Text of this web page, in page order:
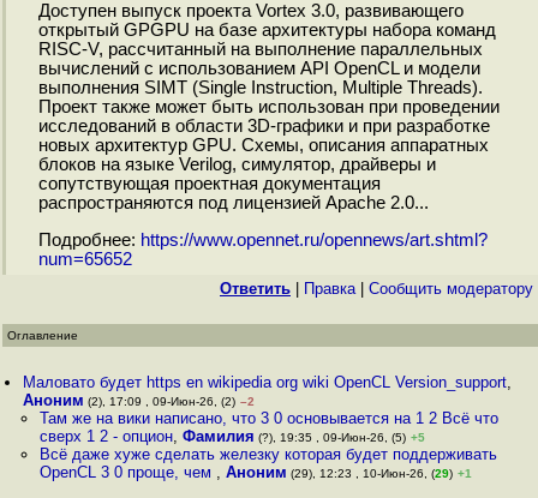
Доступен выпуск проекта Vortex 3.0, развивающего
открытый GPGPU на базе архитектуры набора команд
RISC-V, рассчитанный на выполнение параллельных
вычислений с использованием API OpenCL и модели
выполнения SIMT (Single Instruction, Multiple Threads).
Проект также может быть использован при проведении
исследований в области 3D-графики и при разработке
новых архитектур GPU. Схемы, описания аппаратных
блоков на языке Verilog, симулятор, драйверы и
сопутствующая проектная документация
распространяются под лицензией Apache 2.0...
Подробнее: https://www.opennet.ru/opennews/art.shtml?
num=65652
Ответить Правка| Cообщить модератору
Оглавление
Маловато будет https en wikipedia org wiki OpenCL Version_support,
Аноним (2), 17:09 , 09-Июн-26, (2) –2
Там же на вики написано, что 3 0 основывается на 1 2 Всё что
сверх 1 2 - опцион, Фамилия (?), 19:35 , 09-Июн-26, (5) +5
Всё даже хуже сделать железку которая будет поддерживать
OpenCL 3 0 проще, чем , Аноним (29), 12:23 , 10-Июн-26, (29) +1